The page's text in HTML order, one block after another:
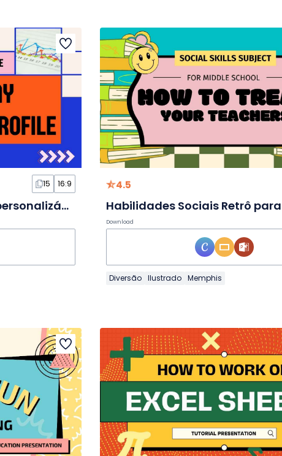
15 16:9
Slides de perfil da empresa personalizáveis estilo Memphis
4.5
Download
Diversão Ilustrado Memphis